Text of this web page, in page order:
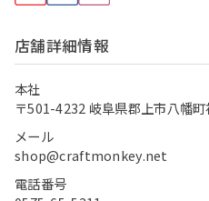
店舗詳細情報
本社
〒501-4232 岐阜県郡上市八幡
メール
shop@craftmonkey.net
電話番号